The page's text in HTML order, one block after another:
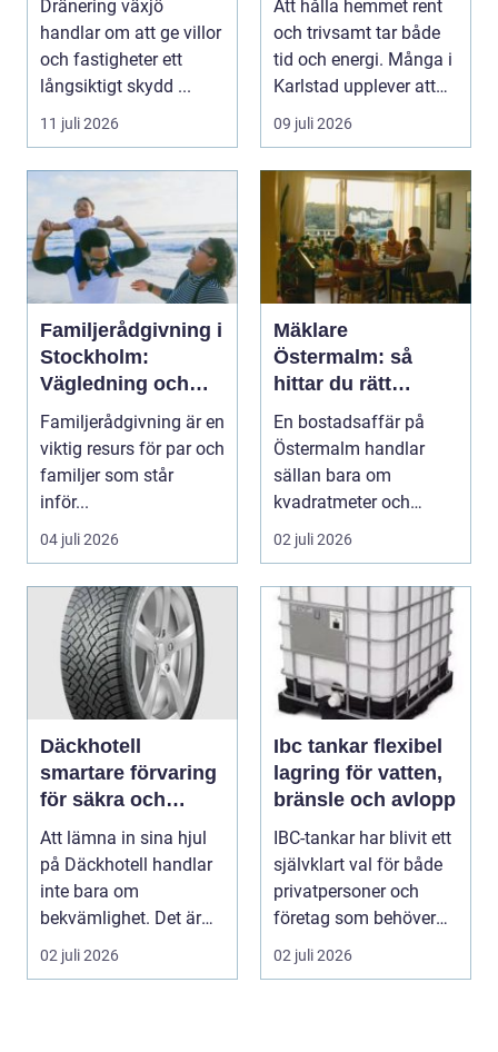
Dränering växjö
handlar om att ge villor
och fastigheter ett
långsiktigt skydd ...
11 juli 2026
Att hålla hemmet rent
och trivsamt tar både
tid och energi. Många i
Karlstad upplever att
städningen...
09 juli 2026
Familjerådgivning i
Stockholm:
Vägledning och
stöd för relationer i
kris
Familjerådgivning är en
viktig resurs för par och
familjer som står
inför...
04 juli 2026
Mäklare
Östermalm: så
hittar du rätt
partner för din
bostadsaffär
En bostadsaffär på
Östermalm handlar
sällan bara om
kvadratmeter och
adress. Om...
02 juli 2026
Däckhotell
smartare förvaring
för säkra och
hållbara däck
Att lämna in sina hjul
på Däckhotell handlar
inte bara om
bekvämlighet. Det är
också en fråga om
säk...
02 juli 2026
Ibc tankar flexibel
lagring för vatten,
bränsle och avlopp
IBC-tankar har blivit ett
självklart val för både
privatpersoner och
företag som behöver
lagra eller...
02 juli 2026